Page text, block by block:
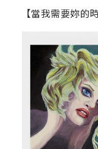
【當我需要妳